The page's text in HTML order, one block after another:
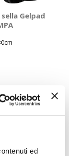
ed
Gelpad